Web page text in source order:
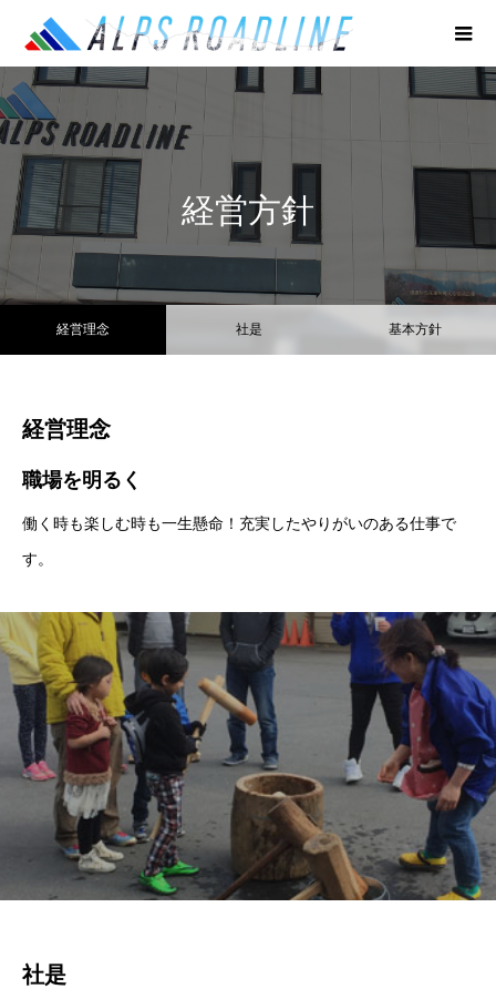
経営方針
経営理念 社是 基本方針
経営理念
職場を明るく
働く時も楽しむ時も一生懸命！充実したやりがいのある仕事で
す。
社是